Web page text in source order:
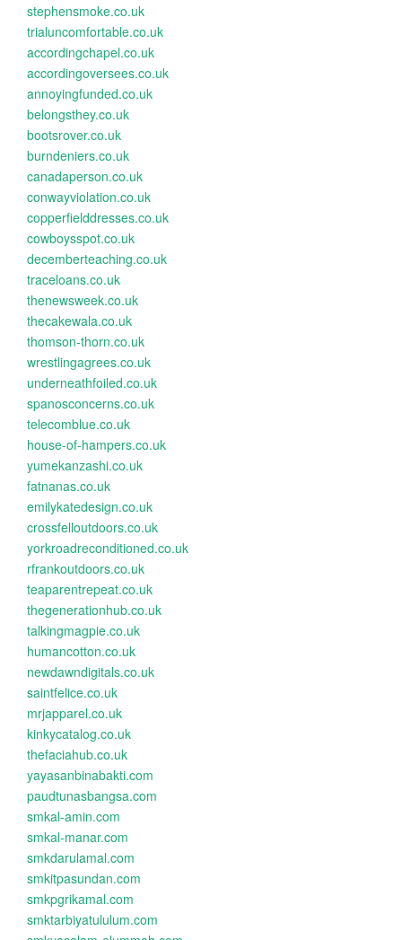
stephensmoke.co.uk
trialuncomfortable.co.uk
accordingchapel.co.uk
accordingoversees.co.uk
annoyingfunded.co.uk
belongsthey.co.uk
bootsrover.co.uk
burndeniers.co.uk
canadaperson.co.uk
conwayviolation.co.uk
copperfielddresses.co.uk
cowboysspot.co.uk
decemberteaching.co.uk
traceloans.co.uk
thenewsweek.co.uk
thecakewala.co.uk
thomson-thorn.co.uk
wrestlingagrees.co.uk
underneathfoiled.co.uk
spanosconcerns.co.uk
telecomblue.co.uk
house-of-hampers.co.uk
yumekanzashi.co.uk
fatnanas.co.uk
emilykatedesign.co.uk
crossfelloutdoors.co.uk
yorkroadreconditioned.co.uk
rfrankoutdoors.co.uk
teaparentrepeat.co.uk
thegenerationhub.co.uk
talkingmagpie.co.uk
humancotton.co.uk
newdawndigitals.co.uk
saintfelice.co.uk
mrjapparel.co.uk
kinkycatalog.co.uk
thefaciahub.co.uk
yayasanbinabakti.com
paudtunasbangsa.com
smkal-amin.com
smkal-manar.com
smkdarulamal.com
smkitpasundan.com
smkpgrikamal.com
smktarbiyatululum.com